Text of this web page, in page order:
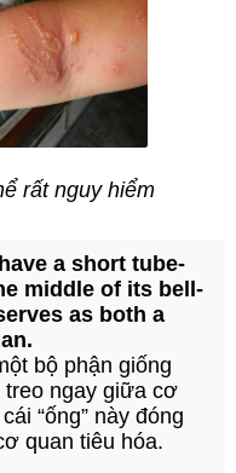
rất nguy hiểm
a short tube-
middle of its bell-
as both a
bộ phận giống
ngay giữa cơ
“ống” này đóng
quan tiêu hóa.